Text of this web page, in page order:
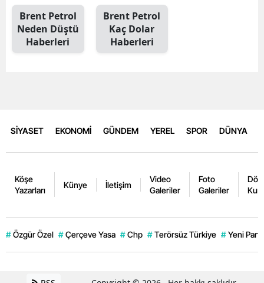
Brent Petrol
Neden Düştü
Haberleri
Brent Petrol
Kaç Dolar
Haberleri
SİYASET EKONOMİ GÜNDEM YEREL SPOR DÜNYA
Köşe
Yazarları
Künye İletişim
Video
Galeriler
Foto
Galeriler
# Özgür Özel # Çerçeve Yasa # Chp # Terörsüz Türkiye # Yeni Parti